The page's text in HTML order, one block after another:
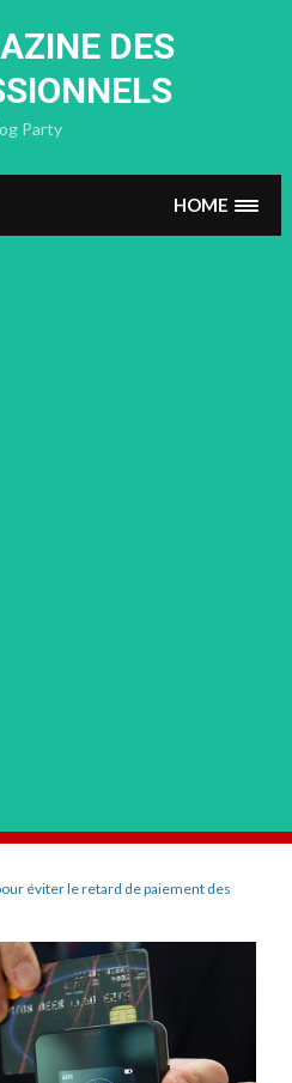
content
DES
Party
HOME
éviter le retard de paiement des